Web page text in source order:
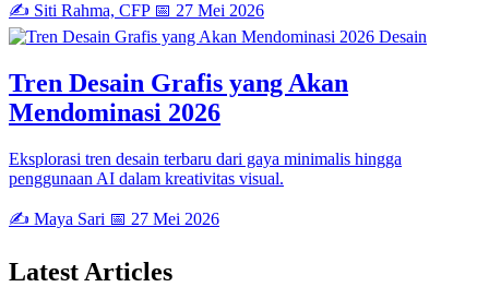
✍️ Siti Rahma, CFP 📅 27 Mei 2026
Desain
Tren Desain Grafis yang Akan
Mendominasi 2026
Eksplorasi tren desain terbaru dari gaya minimalis hingga
penggunaan AI dalam kreativitas visual.
✍️ Maya Sari 📅 27 Mei 2026
Latest Articles